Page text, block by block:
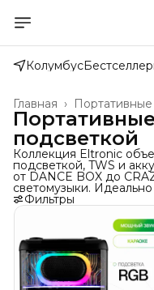
Колумбус
Главная ›
подсветкой
Коллекция Eltronic
подсветкой, TWS и
от DANCE BOX до
светомузыки.
Фильтры